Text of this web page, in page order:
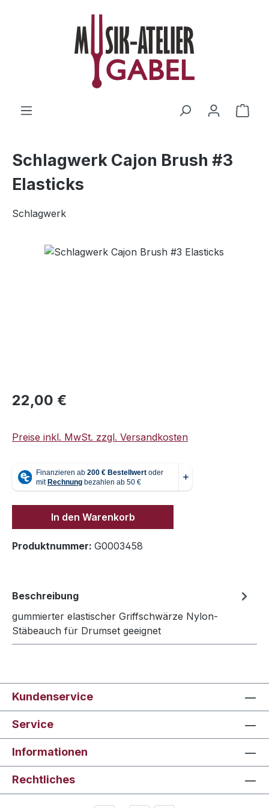
Zum Hauptinhalt springen
Schlagwerk Cajon Brush #3
Elasticks
Schlagwerk
Bildergalerie überspringen
Regulärer Preis:
22,00 €
Preise inkl. MwSt. zzgl. Versandkosten
In den Warenkorb
Produktnummer: G0003458
Beschreibung
gummierter elastischer Griffschwärze Nylon-
Stäbeauch für Drumset geeignet
Kundenservice
Service
Informationen
Rechtliches